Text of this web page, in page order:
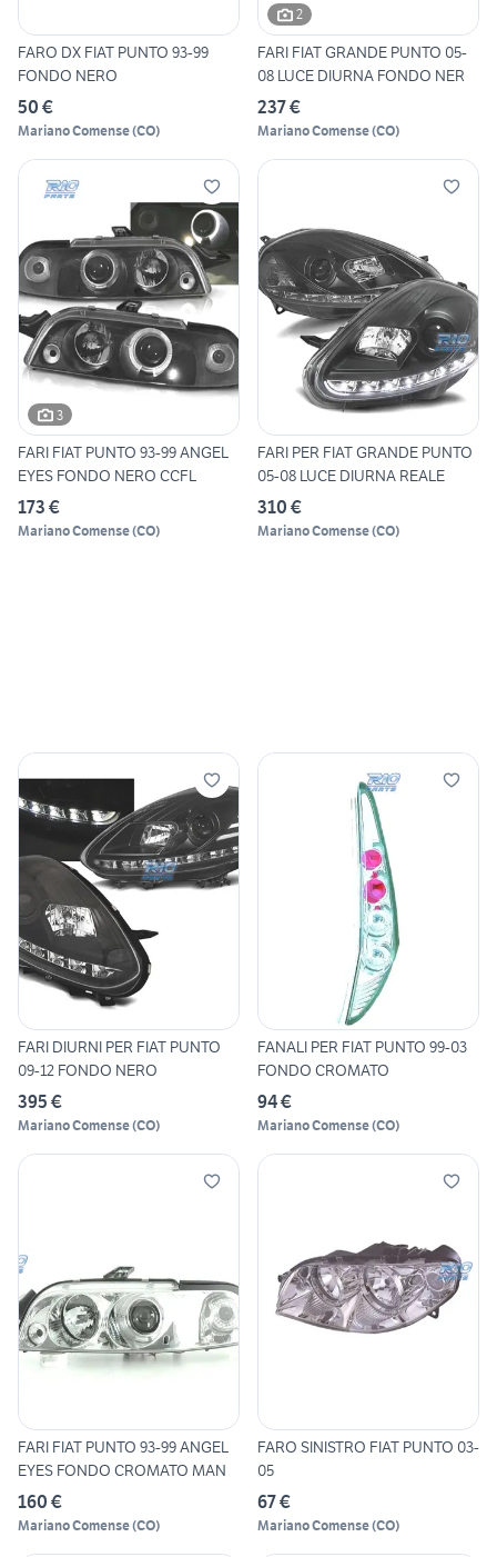
FARO DX FIAT PUNTO 93-99
FONDO NERO
50 €
Mariano Comense(CO)
2
FARI FIAT GRANDE PUNTO 05-
08 LUCE DIURNA FONDO NER
237 €
Mariano Comense(CO)
3
FARI FIAT PUNTO 93-99 ANGEL
EYES FONDO NERO CCFL
173 €
Mariano Comense(CO)
FARI PER FIAT GRANDE PUNTO
05-08 LUCE DIURNA REALE
310 €
Mariano Comense(CO)
FARI DIURNI PER FIAT PUNTO
09-12 FONDO NERO
395 €
Mariano Comense(CO)
FANALI PER FIAT PUNTO 99-03
FONDO CROMATO
94 €
Mariano Comense(CO)
FARI FIAT PUNTO 93-99 ANGEL
EYES FONDO CROMATO MAN
160 €
Mariano Comense(CO)
FARO SINISTRO FIAT PUNTO 03-
05
67 €
Mariano Comense(CO)